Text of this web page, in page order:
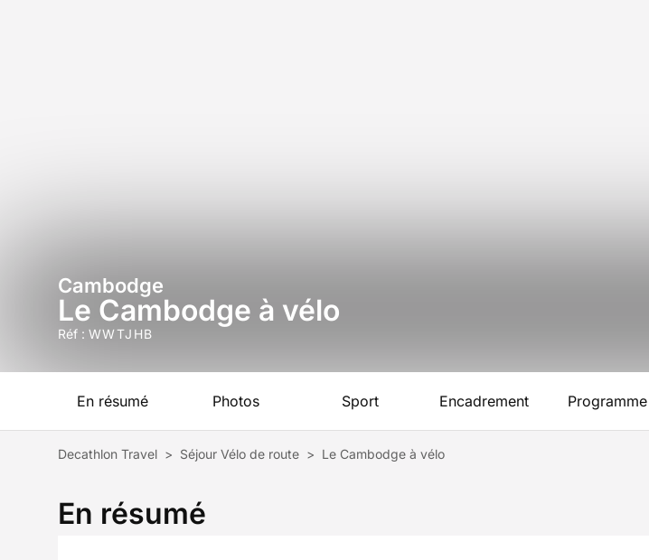
Cambodge
Le Cambodge à vélo
Réf : WWTJHB
En résumé Photos Sport Encadrement Programme
Decathlon Travel > Séjour Vélo de route > Le Cambodge à vélo
En résumé